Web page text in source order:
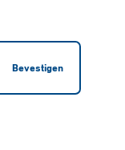
Bevestigen